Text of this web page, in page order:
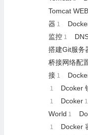
Tomcat
器 1
监控 1
搭建Git服务
桥接网络配
接 1
1 Dcoker
1 Dcoker 1
World 1
1 Docker